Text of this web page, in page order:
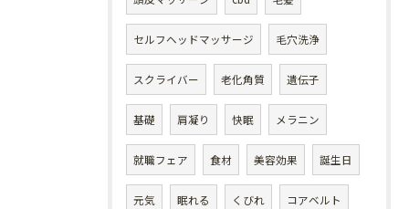
セルフヘッドマッサージ 毛穴洗浄
スクライバー 老化角質 遺伝子
基礎 肩凝り 快眠 メラニン
就職フェア 食材 美容効果 誕生日
元気 眠れる くびれ コアベルト